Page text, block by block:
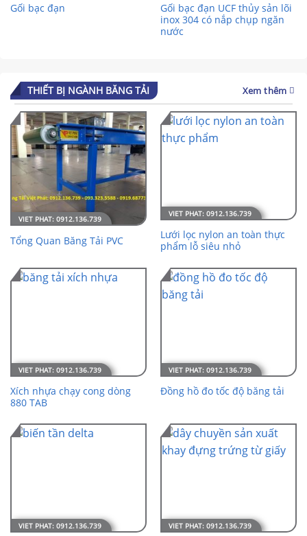
Gối bạc đạn
Gối bạc đạn UCF thủy sản lõi
inox 304 có nắp chụp ngăn
nước
THIẾT BỊ NGÀNH BĂNG TẢI Xem thêm
Tổng Quan Băng Tải PVC
Lưới lọc nylon an toàn thực
phẩm lỗ siêu nhỏ
Xích nhựa chạy cong dòng
880 TAB
Đồng hồ đo tốc độ băng tải